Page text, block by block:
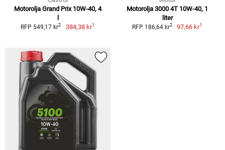
Motorolja Grand Prix 10W-40, 4
l
RFP 549,17 kr2 384,38 kr1
Motorolja 3000 4T 10W-40, 1
liter
RFP 186,64 kr2 97,66 kr1